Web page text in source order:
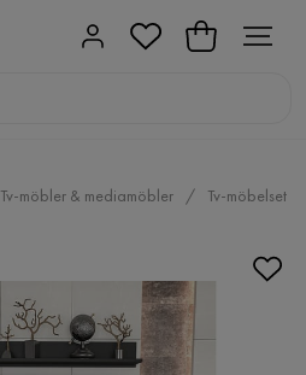
Tv-möbler & mediamöbler Tv-möbelset